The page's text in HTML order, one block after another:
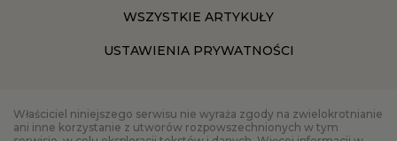
WAŁBRZYCH
WARSZAWA
WSZYSTKIE ARTYKUŁY
USTAWIENIA PRYWATNOŚCI
Właściciel niniejszego serwisu nie wyraża zgody na zwielokrotnianie
ani inne korzystanie z utworów rozpowszechnionych w tym